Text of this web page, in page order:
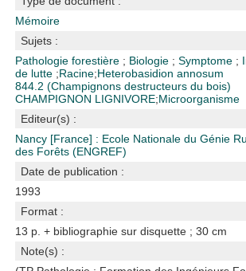
Mémoire
Sujets :
Pathologie forestière ; Biologie ;Symptome ;
de lutte ;Racine;Heterobasidion annosum
844.2 (Champignons destructeurs du bois)
CHAMPIGNON LIGNIVORE;Microorganisme
Editeur(s) :
Nancy [France] : Ecole Nationale du Génie
des Forêts (ENGREF)
Date de publication :
1993
Format :
13 p. + bibliographie sur disquette ; 30 cm
Note(s) :